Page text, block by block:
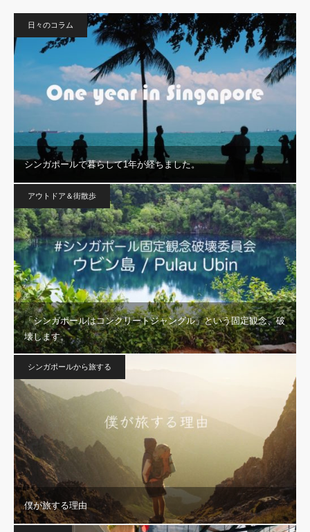
日々のコラム
シンガポールで暮らして1年が経ちました。
アウトドア＆街散歩
「シンガポールはコンクリートジャングル」という固定観念、破
壊します。
シンガポールから旅する
僕が旅する理由